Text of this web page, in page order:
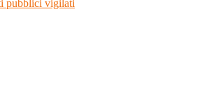
pubblici vigilati